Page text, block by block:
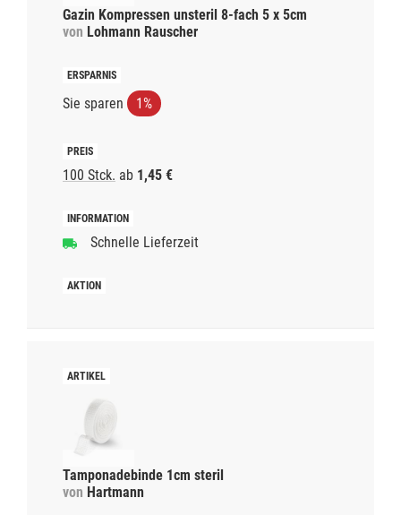
Gazin Kompressen unsteril 8-fach 5 x 5cm
von Lohmann Rauscher
Sie sparen 1%
100 Stck. ab 1,45 €
Schnelle Lieferzeit
Tamponadebinde 1cm steril
von Hartmann